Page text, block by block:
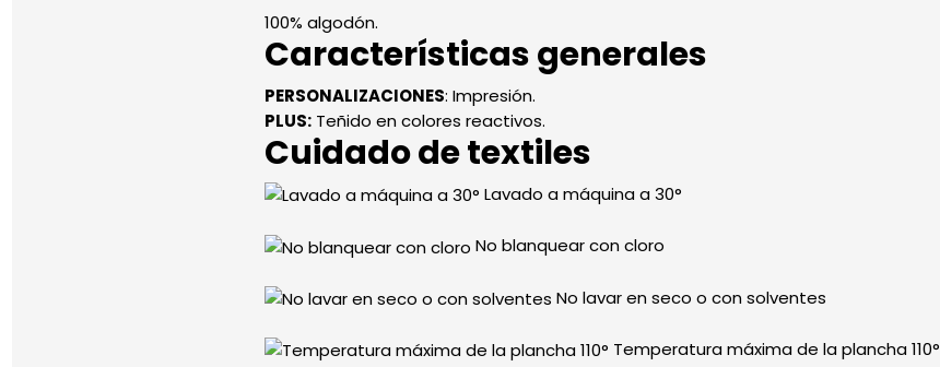
100% algodón.
Características generales
PERSONALIZACIONES: Impresión.
PLUS: Teñido en colores reactivos.
Cuidado de textiles
Lavado a máquina a 30°
No blanquear con cloro
No lavar en seco o con solventes
Temperatura máxima de la plancha 110°